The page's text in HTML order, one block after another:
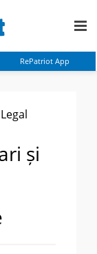
RePatriot App
și